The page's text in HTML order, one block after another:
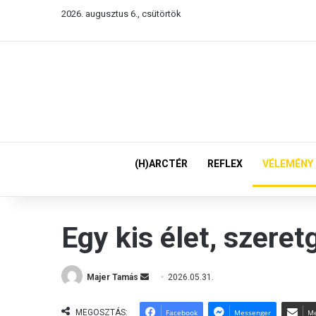
2026. augusztus 6., csütörtök
(H)ARCTÉR REFLEX VÉLEMÉNY
Egy kis élet,
Majer Tamás
n
2026.05.31.
MEGOSZTÁS: Facebook Messenger